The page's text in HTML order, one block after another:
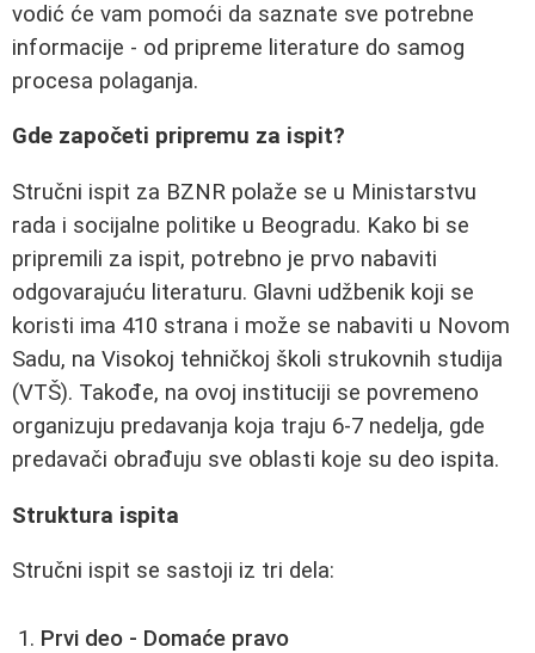
vodić će vam pomoći da saznate sve potrebne
informacije - od pripreme literature do samog
procesa polaganja.
Gde započeti pripremu za ispit?
Stručni ispit za BZNR polaže se u Ministarstvu
rada i socijalne politike u Beogradu. Kako bi se
pripremili za ispit, potrebno je prvo nabaviti
odgovarajuću literaturu. Glavni udžbenik koji se
koristi ima 410 strana i može se nabaviti u Novom
Sadu, na Visokoj tehničkoj školi strukovnih studija
(VTŠ). Takođe, na ovoj instituciji se povremeno
organizuju predavanja koja traju 6-7 nedelja, gde
predavači obrađuju sve oblasti koje su deo ispita.
Struktura ispita
Stručni ispit se sastoji iz tri dela:
Prvi deo - Domaće pravo